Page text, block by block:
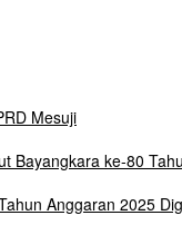
Mesuji
Bayangkara ke-80
Anggaran 2025